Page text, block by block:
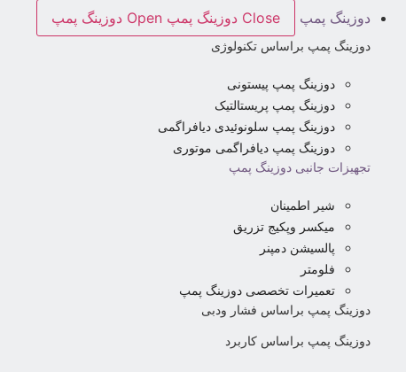
دوزینگ پمپ
Close دوزینگ پمپ Open دوزینگ پمپ
دوزینگ پمپ براساس تکنولوژی
دوزینگ پمپ پیستونی
دوزینگ پمپ پریستالتیک
دوزینگ پمپ سلونوئیدی دیافراگمی
دوزینگ پمپ دیافراگمی موتوری
تجهیزات جانبی دوزینگ پمپ
شیر اطمینان
میکسر وپکیج تزریق
پالسیشن دمپنر
فلومتر
تعمیرات تخصصی دوزینگ پمپ
دوزینگ پمپ براساس فشار ودبی
دوزینگ پمپ براساس کاربرد